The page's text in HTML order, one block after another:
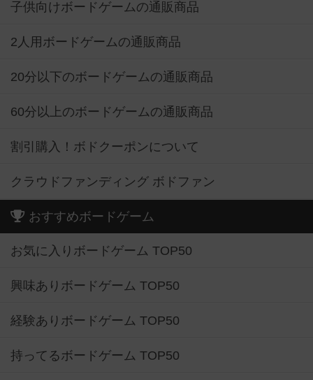
子供向けボードゲームの通販商品
2人用ボードゲームの通販商品
20分以下のボードゲームの通販商品
60分以上のボードゲームの通販商品
割引購入！ボドクーポンについて
クラウドファンディング ボドファン
おすすめボードゲーム
お気に入りボードゲーム TOP50
興味ありボードゲーム TOP50
経験ありボードゲーム TOP50
持ってるボードゲーム TOP50